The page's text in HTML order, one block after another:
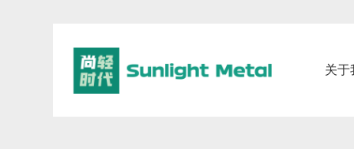
关于